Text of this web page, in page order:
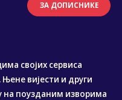
ЗА ДОПИСНИКЕ
својих сервиса
вијести и други
на поузданим изворима